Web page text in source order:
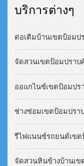
บริการต่างๆ
ต่อเติมบ้านเขตป้อมป
จัดสวนเขตป้อมปราบ
ออแกไนซ์เขตป้อมปร
ช่างซ่อมเขตป้อมปรา
รีไฟแนนซ์รถยนต์เข
จัดสวนหินข้างบ้านเ